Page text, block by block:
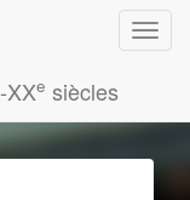
-XXe siècles